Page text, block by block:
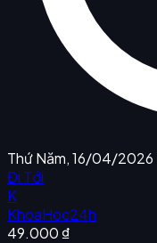
Thứ Năm, 16/04/2026
Đi Tới
K
KhoaHoc24h
49.000 ₫